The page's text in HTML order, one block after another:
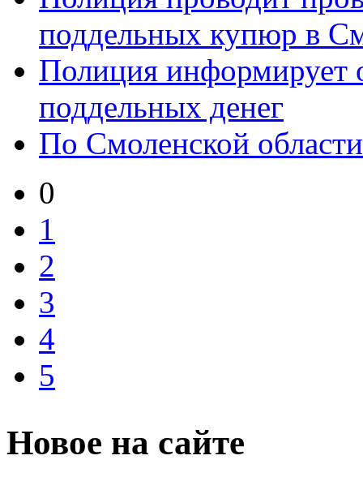
поддельных купюр в
Полиция информирует
поддельных денег
По Смоленской
0
1
2
3
4
5
Новое на сайте